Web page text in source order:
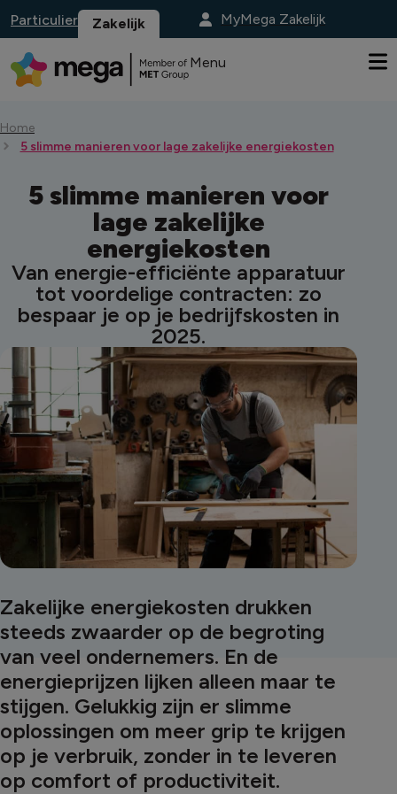
Particulier Zakelijk MyMega Zakelijk
Menu
Home
5 slimme manieren voor lage zakelijke energiekosten
5 slimme manieren voor
lage zakelijke
energiekosten
Van energie-efficiënte apparatuur
tot voordelige contracten: zo
bespaar je op je bedrijfskosten in
2025.
Zakelijke energiekosten drukken
steeds zwaarder op de begroting
van veel ondernemers. En de
energieprijzen lijken alleen maar te
stijgen. Gelukkig zijn er slimme
oplossingen om meer grip te krijgen
op je verbruik, zonder in te leveren
op comfort of productiviteit.